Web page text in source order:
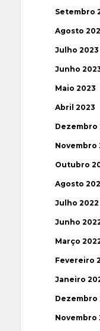
Setembro
Agosto
Julho 2023
Junho
Maio 2023
Abril 2023
Dezembro
Novembro
Outubro
Agosto
Julho 2022
Junho
Março
Fevereiro
Janeiro
Dezembro
Novembro